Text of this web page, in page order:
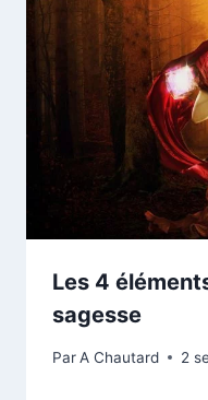
Les 4
sagesse
ParA Chautard 2